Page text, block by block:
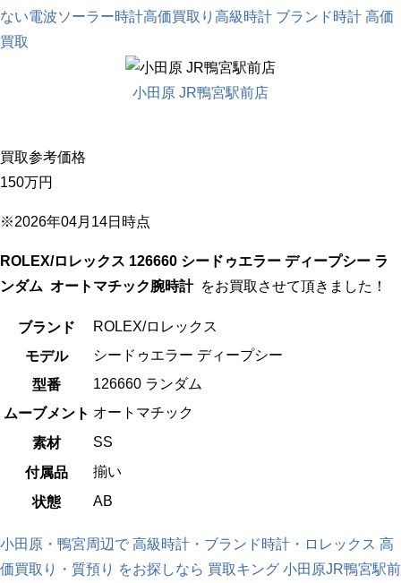
ない電波ソーラー時計高価買取り 高級時計 ブランド時計 高価
買取
小田原 JR鴨宮駅前店
買取参考価格
150万円
※2026年04月14日時点
ROLEX/ロレックス 126660 シードゥエラー ディープシー ラ
ンダム オートマチック腕時計 をお買取させて頂きました！
ブランド
ROLEX/ロレックス
モデル
シードゥエラー ディープシー
型番
126660 ランダム
ムーブメント オートマチック
素材
SS
付属品
揃い
状態
AB
小田原・鴨宮周辺で 高級時計・ブランド時計・ロレックス 高
価買取り・質預り をお探しなら 買取キング 小田原JR鴨宮駅前